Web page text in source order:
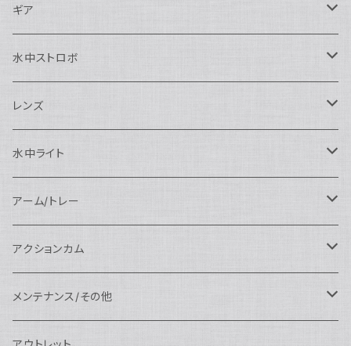
Nauticam
SEA&SEA
Canon用
Nauticam
SEA&SEA
Sony用
Nautciam
SEA&SEA
OM SYSTEM用
Nauticam
AOI
Panasonic用
Nauticam
FUJIFILM用
Nauticam
Nauticam
Nikon用
Canon用
SEA&SEA
Sony用
AOI
Nauticam
N120ドームポート
N120マクロポート
N100エクステンションリング
SEA&SEA
ドームポート
マクロポート
AOI
ドームポート
フラットポート
FIX
アクセサリー
Athena
ドームポート
ギア
AOI
OM SYSTEM用
Nauticam
SEA&SEA
水中ストロボ
SEA&SEA
アクセサリー
AOI
アクセサリー
アクセサリー
weefine
アクセサリー
レンズ
マクロコンバージョンレンズ
Nauticam
AOI
ワイドコンバージョンレンズ
Nauticam
AOI
ワイドアングルコンバージョンポート
Nauticam
レンズオプション
AOI
水中ライト
大光量 3000ルーメン以上
リングライト
FIX
オプション
weefine
アーム/トレー
アーム
SEA&SEA
Nauticam
フロートアーム
Nauticam
クランプ
アクションカム
レンズ
AOI
グリップ/トレー/アーム
メンテナンス/その他
SEA&SEA